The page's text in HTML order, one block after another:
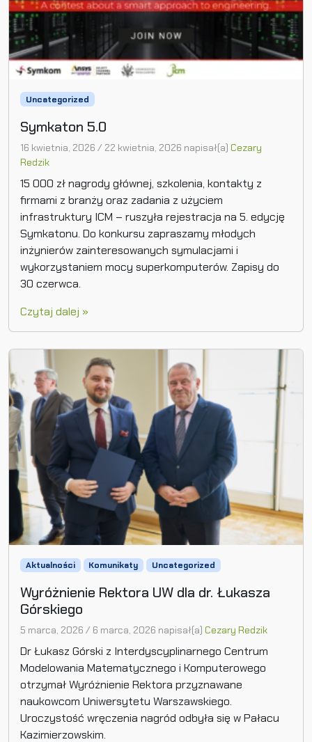
Uncategorized
Symkaton 5.0
16 kwietnia, 2026 / 22 kwietnia, 2026 napisał(a) Cezary
Redzik
15 000 zł nagrody głównej, szkolenia, kontakty z
firmami z branży oraz zadania z użyciem
infrastruktury ICM – ruszyła rejestracja na 5. edycję
Symkatonu. Do konkursu zapraszamy młodych
inżynierów zainteresowanych symulacjami i
wykorzystaniem mocy superkomputerów. Zapisy do
30 czerwca.
Czytaj dalej »
Aktualności Komunikaty Uncategorized
Wyróżnienie Rektora UW dla dr. Łukasza
Górskiego
5 marca, 2026 / 6 marca, 2026 napisał(a) Cezary Redzik
Dr Łukasz Górski z Interdyscyplinarnego Centrum
Modelowania Matematycznego i Komputerowego
otrzymał Wyróżnienie Rektora przyznawane
naukowcom Uniwersytetu Warszawskiego.
Uroczystość wręczenia nagród odbyła się w Pałacu
Kazimierzowskim.